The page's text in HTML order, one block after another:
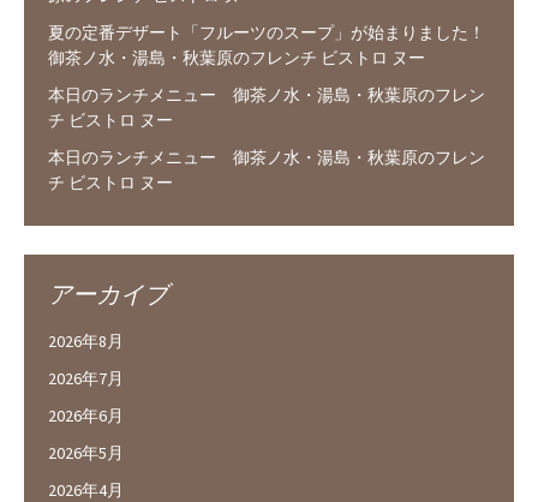
夏の定番デザート「フルーツのスープ」が始まりました！
御茶ノ水・湯島・秋葉原のフレンチ ビストロ ヌー
本日のランチメニュー 御茶ノ水・湯島・秋葉原のフレン
チ ビストロ ヌー
本日のランチメニュー 御茶ノ水・湯島・秋葉原のフレン
チ ビストロ ヌー
アーカイブ
2026年8月
2026年7月
2026年6月
2026年5月
2026年4月